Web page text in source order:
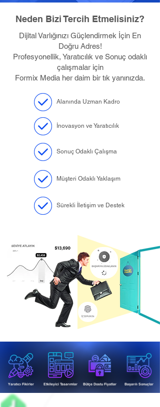
Neden Bizi Tercih Etmelisiniz?
Dijital Varlığınızı Güçlendirmek İçin En
Doğru Adres!
Profesyonellik, Yaratıcılık ve Sonuç odaklı
çalışmalar için
Formix Media her daim bir tık yanınızda.
Alanında Uzman Kadro
İnovasyon ve Yaratıcılık
Sonuç Odaklı Çalışma
Müşteri Odaklı Yaklaşım
Sürekli İletişim ve Destek
Yaratıcı Fikirler Etkileyici Tasarımlar Bütçe Dostu Fiyatlar Başarılı Sonuçlar